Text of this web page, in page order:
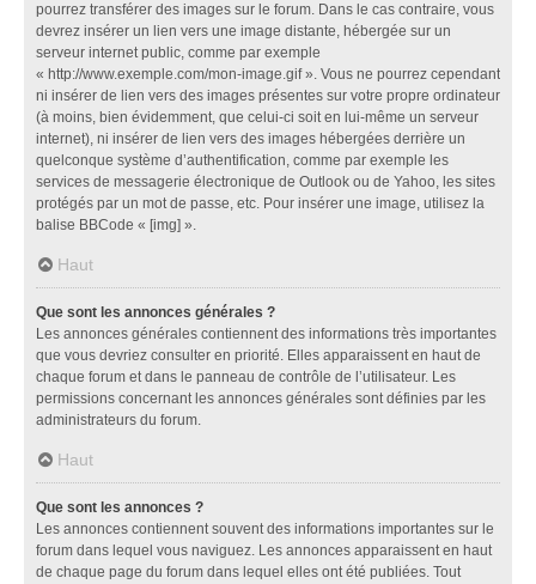
pourrez transférer des images sur le forum. Dans le cas contraire, vous
devrez insérer un lien vers une image distante, hébergée sur un
serveur internet public, comme par exemple
« http://www.exemple.com/mon-image.gif ». Vous ne pourrez cependant
ni insérer de lien vers des images présentes sur votre propre ordinateur
(à moins, bien évidemment, que celui-ci soit en lui-même un serveur
internet), ni insérer de lien vers des images hébergées derrière un
quelconque système d’authentification, comme par exemple les
services de messagerie électronique de Outlook ou de Yahoo, les sites
protégés par un mot de passe, etc. Pour insérer une image, utilisez la
balise BBCode « [img] ».
Haut
Que sont les annonces générales ?
Les annonces générales contiennent des informations très importantes
que vous devriez consulter en priorité. Elles apparaissent en haut de
chaque forum et dans le panneau de contrôle de l’utilisateur. Les
permissions concernant les annonces générales sont définies par les
administrateurs du forum.
Haut
Que sont les annonces ?
Les annonces contiennent souvent des informations importantes sur le
forum dans lequel vous naviguez. Les annonces apparaissent en haut
de chaque page du forum dans lequel elles ont été publiées. Tout